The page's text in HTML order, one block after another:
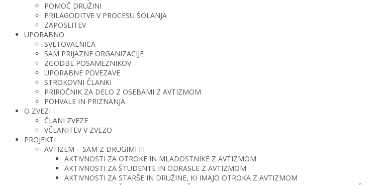
POMOČ DRUŽINI
PRILAGODITVE V PROCESU ŠOLANJA
ZAPOSLITEV
UPORABNO
SVETOVALNICA
SAM PRIJAZNE ORGANIZACIJE
ZGODBE POSAMEZNIKOV
UPORABNE POVEZAVE
STROKOVNI ČLANKI
PRIROČNIK ZA DELO Z OSEBAMI Z AVTIZMOM
POHVALE IN PRIZNANJA
O ZVEZI
ČLANI ZVEZE
VČLANITEV V ZVEZO
PROJEKTI
AVTIZEM – SAM Z DRUGIMI III
AKTIVNOSTI ZA OTROKE IN MLADOSTNIKE Z AVTIZMOM
AKTIVNOSTI ZA ŠTUDENTE IN ODRASLE Z AVTIZMOM
AKTIVNOSTI ZA STARŠE IN DRUŽINE, KI IMAJO OTROKA Z AVTIZMOM